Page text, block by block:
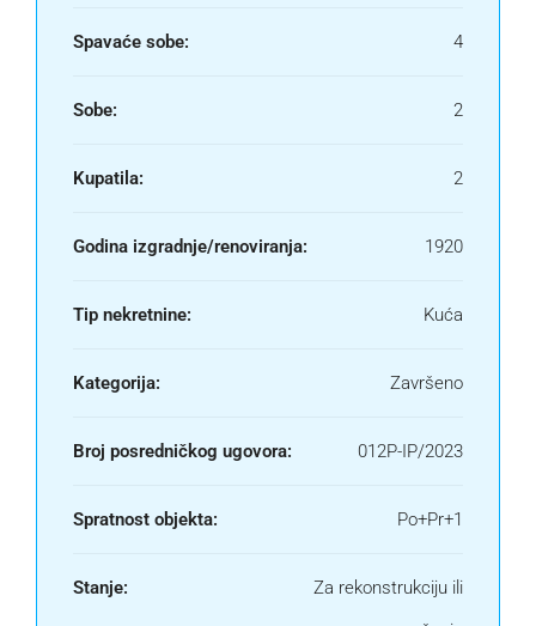
Spavaće sobe: 4
Sobe: 2
Kupatila: 2
Godina izgradnje/renoviranja: 1920
Tip nekretnine: Kuća
Kategorija: Završeno
Broj posredničkog ugovora: 012P-IP/2023
Spratnost objekta: Po+Pr+1
Stanje:
Za rekonstrukciju ili